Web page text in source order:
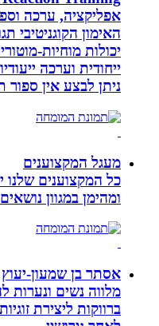
אפליקציה, ערכה וספר
האימון הקוגניטיבי
יכולות מוחיות-
ניתן לבצע אין ספור
מעגל המקצוענים
כל המקצוענים שלנו
ומהימן במגוון נושאים!
אסתר בן שמעון-יעוץ
מלווה נשים ונערות
ברווקות ליצירת